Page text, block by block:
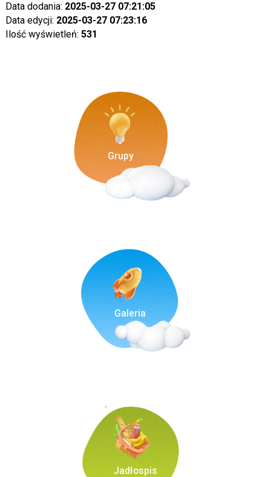
Data dodania: 2025-03-27 07:21:05
Data edycji: 2025-03-27 07:23:16
Ilość wyświetleń: 531
Grupy
Galeria
Jadłospis